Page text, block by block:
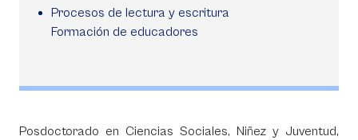
Procesos de lectura y escritura
Formación de educadores
Posdoctorado en Ciencias Sociales, Niñez y Juventud,